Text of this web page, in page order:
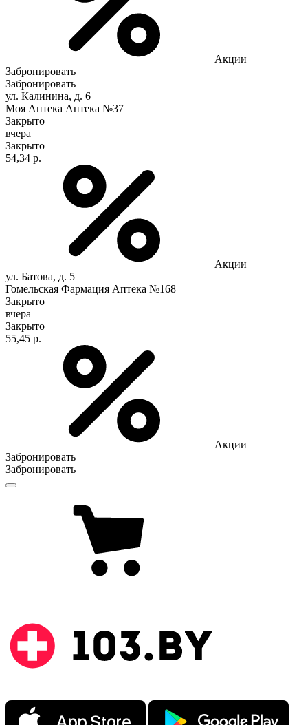
Акции
Забронировать
Забронировать
ул. Калинина, д. 6
Моя Аптека Аптека №37
Закрыто
вчера
Закрыто
54,34 р.
Акции
ул. Батова, д. 5
Гомельская Фармация Аптека №168
Закрыто
вчера
Закрыто
55,45 р.
Акции
Забронировать
Забронировать